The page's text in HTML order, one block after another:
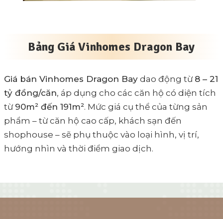
Bảng Giá Vinhomes Dragon Bay
Giá bán Vinhomes Dragon Bay dao động từ 8 – 21
tỷ đồng/căn, áp dụng cho các căn hộ có diện tích
từ 90m² đến 191m². Mức giá cụ thể của từng sản
phẩm – từ căn hộ cao cấp, khách sạn đến
shophouse – sẽ phụ thuộc vào loại hình, vị trí,
hướng nhìn và thời điểm giao dịch.